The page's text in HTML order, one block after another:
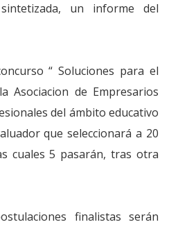
un informe del
“ Soluciones para el
Asociacion de Empresarios
del ámbito educativo
que seleccionará a 20
cuales 5 pasarán, tras otra
finalistas serán